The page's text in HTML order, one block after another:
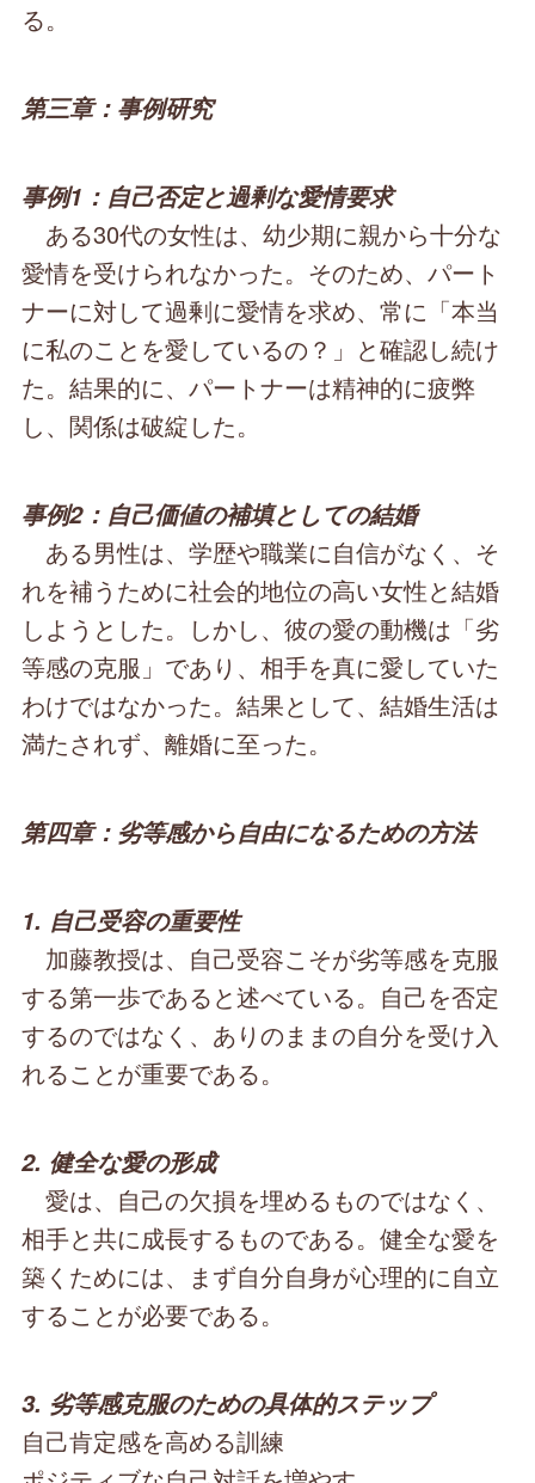
る。
第三章：事例研究
事例1：自己否定と過剰な愛情要求
ある30代の女性は、幼少期に親から十分な
愛情を受けられなかった。そのため、パート
ナーに対して過剰に愛情を求め、常に「本当
に私のことを愛しているの？」と確認し続け
た。結果的に、パートナーは精神的に疲弊
し、関係は破綻した。
事例2：自己価値の補填としての結婚
ある男性は、学歴や職業に自信がなく、そ
れを補うために社会的地位の高い女性と結婚
しようとした。しかし、彼の愛の動機は「劣
等感の克服」であり、相手を真に愛していた
わけではなかった。結果として、結婚生活は
満たされず、離婚に至った。
第四章：劣等感から自由になるための方法
1. 自己受容の重要性
加藤教授は、自己受容こそが劣等感を克服
する第一歩であると述べている。自己を否定
するのではなく、ありのままの自分を受け入
れることが重要である。
2. 健全な愛の形成
愛は、自己の欠損を埋めるものではなく、
相手と共に成長するものである。健全な愛を
築くためには、まず自分自身が心理的に自立
することが必要である。
3. 劣等感克服のための具体的ステップ
自己肯定感を高める訓練